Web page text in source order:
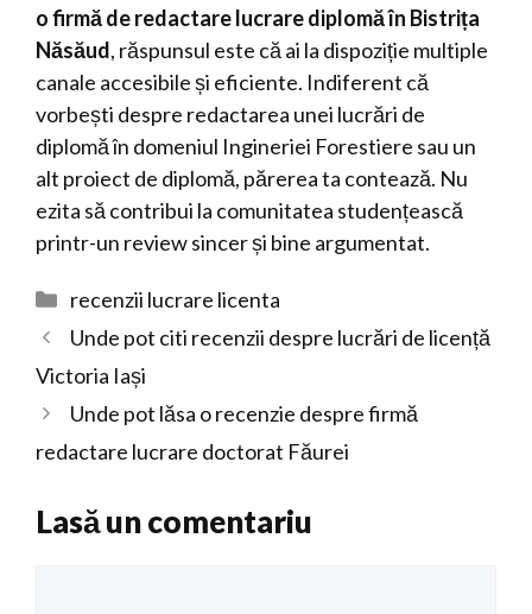
o firmă de redactare lucrare diplomă în Bistrița
Năsăud, răspunsul este că ai la dispoziție multiple
canale accesibile și eficiente. Indiferent că
vorbești despre redactarea unei lucrări de
diplomă în domeniul Ingineriei Forestiere sau un
alt proiect de diplomă, părerea ta contează. Nu
ezita să contribui la comunitatea studențească
printr-un review sincer și bine argumentat.
Categorii
recenzii lucrare licenta
Unde pot citi recenzii despre lucrări de licență
Victoria Iași
Unde pot lăsa o recenzie despre firmă
redactare lucrare doctorat Făurei
Lasă un comentariu